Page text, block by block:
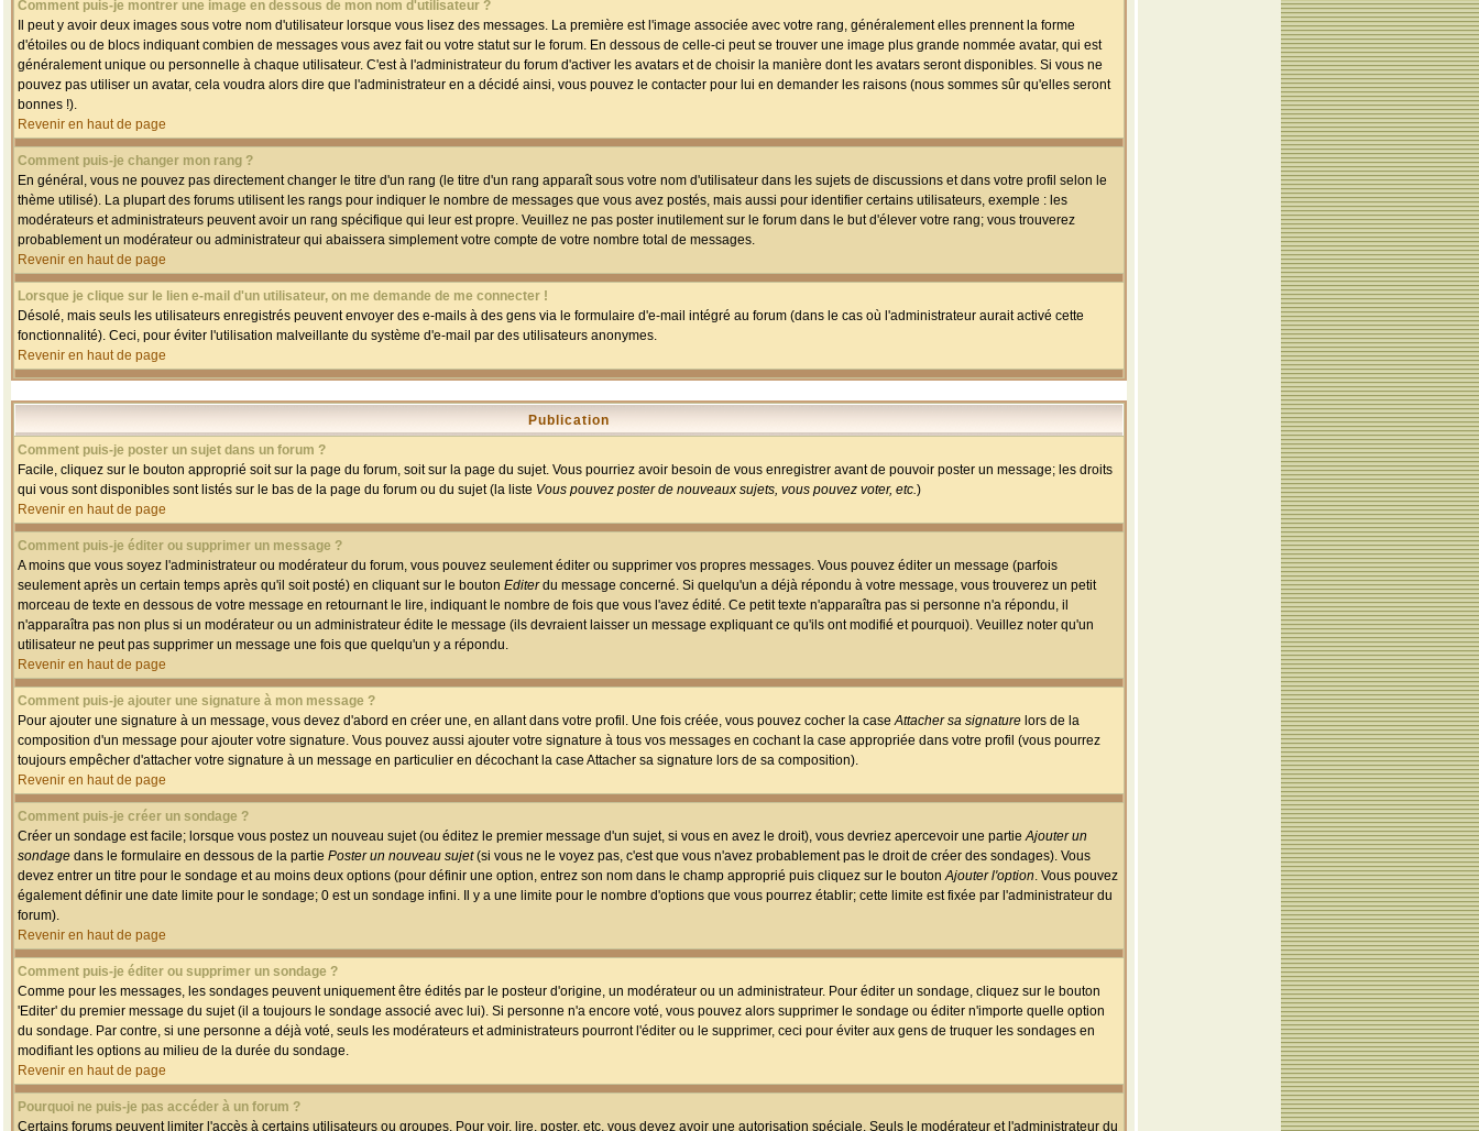
Comment puis-je montrer une image en dessous de mon nom d'utilisateur ?
Il peut y avoir deux images sous votre nom d'utilisateur lorsque vous lisez des messages. La première est l'image associée avec votre rang, généralement elles prennent la forme
d'étoiles ou de blocs indiquant combien de messages vous avez fait ou votre statut sur le forum. En dessous de celle-ci peut se trouver une image plus grande nommée avatar, qui est
généralement unique ou personnelle à chaque utilisateur. C'est à l'administrateur du forum d'activer les avatars et de choisir la manière dont les avatars seront disponibles. Si vous ne
pouvez pas utiliser un avatar, cela voudra alors dire que l'administrateur en a décidé ainsi, vous pouvez le contacter pour lui en demander les raisons (nous sommes sûr qu'elles seront
bonnes !).
Revenir en haut de page
Comment puis-je changer mon rang ?
En général, vous ne pouvez pas directement changer le titre d'un rang (le titre d'un rang apparaît sous votre nom d'utilisateur dans les sujets de discussions et dans votre profil selon le
thème utilisé). La plupart des forums utilisent les rangs pour indiquer le nombre de messages que vous avez postés, mais aussi pour identifier certains utilisateurs, exemple : les
modérateurs et administrateurs peuvent avoir un rang spécifique qui leur est propre. Veuillez ne pas poster inutilement sur le forum dans le but d'élever votre rang; vous trouverez
probablement un modérateur ou administrateur qui abaissera simplement votre compte de votre nombre total de messages.
Revenir en haut de page
Lorsque je clique sur le lien e-mail d'un utilisateur, on me demande de me connecter !
Désolé, mais seuls les utilisateurs enregistrés peuvent envoyer des e-mails à des gens via le formulaire d'e-mail intégré au forum (dans le cas où l'administrateur aurait activé cette
fonctionnalité). Ceci, pour éviter l'utilisation malveillante du système d'e-mail par des utilisateurs anonymes.
Revenir en haut de page
Publication
Comment puis-je poster un sujet dans un forum ?
Facile, cliquez sur le bouton approprié soit sur la page du forum, soit sur la page du sujet. Vous pourriez avoir besoin de vous enregistrer avant de pouvoir poster un message; les droits
qui vous sont disponibles sont listés sur le bas de la page du forum ou du sujet (la liste Vous pouvez poster de nouveaux sujets, vous pouvez voter, etc.)
Revenir en haut de page
Comment puis-je éditer ou supprimer un message ?
A moins que vous soyez l'administrateur ou modérateur du forum, vous pouvez seulement éditer ou supprimer vos propres messages. Vous pouvez éditer un message (parfois
seulement après un certain temps après qu'il soit posté) en cliquant sur le bouton Editerdu message concerné. Si quelqu'un a déjà répondu à votre message, vous trouverez un petit
morceau de texte en dessous de votre message en retournant le lire, indiquant le nombre de fois que vous l'avez édité. Ce petit texte n'apparaîtra pas si personne n'a répondu, il
n'apparaîtra pas non plus si un modérateur ou un administrateur édite le message (ils devraient laisser un message expliquant ce qu'ils ont modifié et pourquoi). Veuillez noter qu'un
utilisateur ne peut pas supprimer un message une fois que quelqu'un y a répondu.
Revenir en haut de page
Comment puis-je ajouter une signature à mon message ?
Pour ajouter une signature à un message, vous devez d'abord en créer une, en allant dans votre profil. Une fois créée, vous pouvez cocher la caseAttacher sa signature lors de la
composition d'un message pour ajouter votre signature. Vous pouvez aussi ajouter votre signature à tous vos messages en cochant la case appropriée dans votre profil (vous pourrez
toujours empêcher d'attacher votre signature à un message en particulier en décochant la case Attacher sa signature lors de sa composition).
Revenir en haut de page
Comment puis-je créer un sondage ?
Créer un sondage est facile; lorsque vous postez un nouveau sujet (ou éditez le premier message d'un sujet, si vous en avez le droit), vous devriez apercevoir une partieAjouter un
sondage dans le formulaire en dessous de la partie Poster un nouveau sujet(si vous ne le voyez pas, c'est que vous n'avez probablement pas le droit de créer des sondages). Vous
devez entrer un titre pour le sondage et au moins deux options (pour définir une option, entrez son nom dans le champ approprié puis cliquez sur le boutonAjouter l'option. Vous pouvez
également définir une date limite pour le sondage; 0 est un sondage infini. Il y a une limite pour le nombre d'options que vous pourrez établir; cette limite est fixée par l'administrateur du
forum).
Revenir en haut de page
Comment puis-je éditer ou supprimer un sondage ?
Comme pour les messages, les sondages peuvent uniquement être édités par le posteur d'origine, un modérateur ou un administrateur. Pour éditer un sondage, cliquez sur le bouton
'Editer' du premier message du sujet (il a toujours le sondage associé avec lui). Si personne n'a encore voté, vous pouvez alors supprimer le sondage ou éditer n'importe quelle option
du sondage. Par contre, si une personne a déjà voté, seuls les modérateurs et administrateurs pourront l'éditer ou le supprimer, ceci pour éviter aux gens de truquer les sondages en
modifiant les options au milieu de la durée du sondage.
Revenir en haut de page
Pourquoi ne puis-je pas accéder à un forum ?
Certains forums peuvent limiter l'accès à certains utilisateurs ou groupes. Pour voir, lire, poster, etc. vous devez avoir une autorisation spéciale. Seuls le modérateur et l'administrateur du